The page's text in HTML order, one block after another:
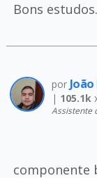
Bons estudos.
por
| 105.1k
Assistente
componente